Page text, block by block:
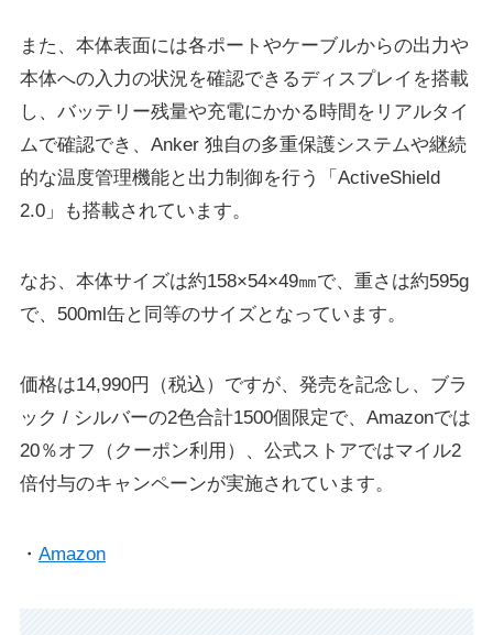
また、本体表⾯には各ポートやケーブルからの出⼒や
本体への⼊⼒の状況を確認できるディスプレイを搭載
し、バッテリー残量や充電にかかる時間をリアルタイ
ムで確認でき、Anker 独⾃の多重保護システムや継続
的な温度管理機能と出⼒制御を⾏う「ActiveShield
2.0」も搭載されています。
なお、本体サイズは約158×54×49㎜で、重さは約595g
で、500ml缶と同等のサイズとなっています。
価格は14,990円（税込）ですが、発売を記念し、ブラ
ック / シルバーの2色合計1500個限定で、Amazonでは
20％オフ（クーポン利用）、公式ストアではマイル2
倍付与のキャンペーンが実施されています。
・ Amazon